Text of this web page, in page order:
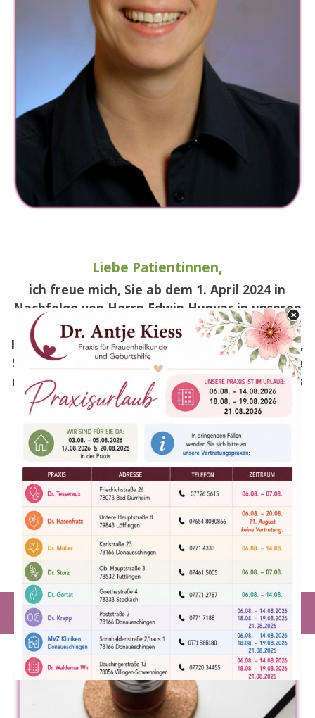
Liebe Patientinnen,
ich freue mich, Sie ab dem 1. April 2024 in
Nachfolge von Herrn Edwin Hunyar in unseren
Praxisräumlichkeiten begrüßen zu dürfen.
Ich möchte Sie in jeder Lebensphase begleiten,
Sie möglichst umfassend beraten und bedanke
mich bereits jetztfür Ihr
entgegengebrachtes
Vertrauen.
Ebenso freue ich mich, dass Herr Hunyar uns
auch zukünftig im Team unterstützen wird.
Mein freundliches und zugewandtes Team ist
zu den genannten Zeiten für Sie erreichbar.
Bei Interesse vereinbaren Sie gerne einen
Termin für ein persönliches Kennenlernen.